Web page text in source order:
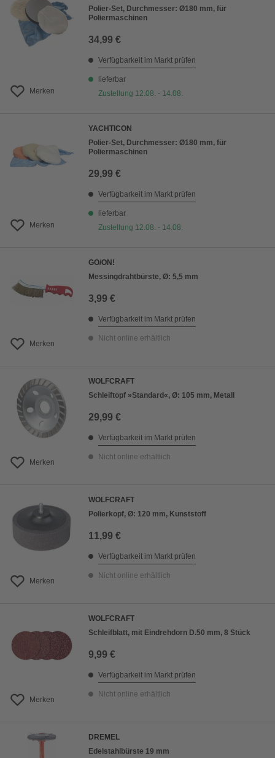
Merken
Polier-Set, Durchmesser: Ø180 mm, für
Poliermaschinen
34,99 €
Verfügbarkeit im Markt prüfen
lieferbar
Zustellung 12.08. - 14.08.
Merken
YACHTICON
Polier-Set, Durchmesser: Ø180 mm, für
Poliermaschinen
29,99 €
Verfügbarkeit im Markt prüfen
lieferbar
Zustellung 12.08. - 14.08.
Merken
GO/ON!
Messingdrahtbürste, Ø: 5,5 mm
3,99 €
Verfügbarkeit im Markt prüfen
Nicht online erhältlich
Merken
WOLFCRAFT
Schleiftopf »Standard«, Ø: 105 mm, Metall
29,99 €
Verfügbarkeit im Markt prüfen
Nicht online erhältlich
Merken
WOLFCRAFT
Polierkopf, Ø: 120 mm, Kunststoff
11,99 €
Verfügbarkeit im Markt prüfen
Nicht online erhältlich
Merken
WOLFCRAFT
Schleifblatt, mit Eindrehdorn D.50 mm, 8 Stück
9,99 €
Verfügbarkeit im Markt prüfen
Nicht online erhältlich
DREMEL
Edelstahlbürste 19 mm